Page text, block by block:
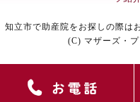
知立市で助産院をお探しの際は
(C) マザーズ・